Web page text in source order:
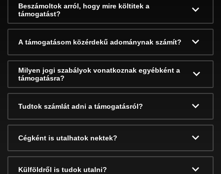
Beszámoltok arról, hogy mire költitek a
támogatást?
A támogatásom közérdekű adománynak számít?
Milyen jogi szabályok vonatkoznak egyébként a
támogatásra?
Tudtok számlát adni a támogatásról?
Cégként is utalhatok nektek?
Külföldről is tudok utalni?